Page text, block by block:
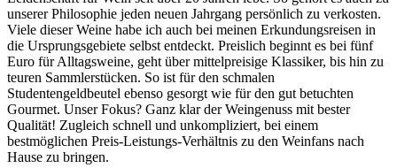
unserer Philosophie jeden neuen Jahrgang persönlich zu verkosten.
Viele dieser Weine habe ich auch bei meinen Erkundungsreisen in
die Ursprungsgebiete selbst entdeckt. Preislich beginnt es bei fünf
Euro für Alltagsweine, geht über mittelpreisige Klassiker, bis hin zu
teuren Sammlerstücken. So ist für den schmalen
Studentengeldbeutel ebenso gesorgt wie für den gut betuchten
Gourmet. Unser Fokus? Ganz klar der Weingenuss mit bester
Qualität! Zugleich schnell und unkompliziert, bei einem
bestmöglichen Preis-Leistungs-Verhältnis zu den Weinfans nach
Hause zu bringen.